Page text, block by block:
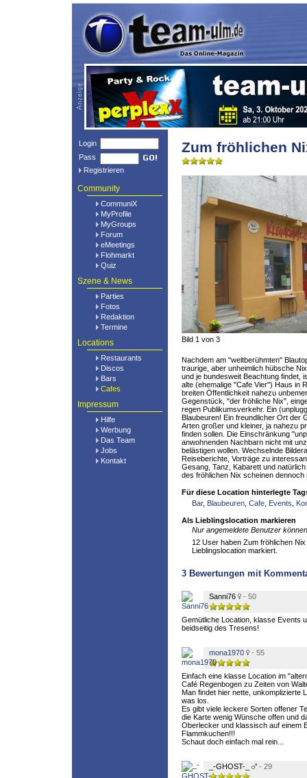
Login
Pass
Registrieren
Community
CommuniX
MyProfile
MyGroups
Forum
eMeetings
Flohmarkt
Quiz
Szene & News
Parties
Fotos
Redaktion
Termine
Locations
Restaurants
Discos
Bars
Cafes
Impressum
Hilfe
Werbung
Das Team
Jobs
Kontakt
Zum fröhlichen
Bild 1 von 3
Nachdem am "weltberühmten"
traurige, aber unheimlich hübsche
und je bundesweit Beachtung findet,
alte (ehemalige "Cafe Vier") Haus in
breiten Öffentlichkeit nahezu
Gegenstück, "der fröhliche Nix",
regen Publikumsverkehr. Ein
Blaubeuren! Ein freundlicher Ort der
Arten großer und kleiner, ja nahezu
finden sollen. Die Einschränkung
anwohnenden Nachbarn nicht mit
belästigen wollen. Wechselnde
Reiseberichte, Vorträge zu
Gesang, Tanz, Kabarett und
des fröhlichen Nix scheinen
Für diese Location hinterlegte
Bar, Blaubeuren Cafe Events
Als Lieblingslocation markieren
Nur angemeldete Benutzer
12 User haben Zum fröhlichen
Lieblingslocation markiert.
3 Bewertungen mit
Sanni76 - 50
Gemütliche Location, klasse Events
beidseitig des Tresens!
mona1970 - 55
Einfach eine klasse Location im
Café Regenbogen zu Zeiten von
Man findet hier nette, unkomplizierte
was los.
Es gibt viele leckere Sorten offener
die Karte wenig Wünsche offen und
Oberlecker und klassisch auf einem
Flammkuchen!!!
Schaut doch einfach mal rein...
_-GHOST-_ - 29